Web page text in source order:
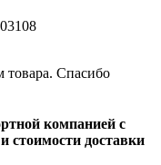
товара. Спасибо
компанией с
стоимости доставки